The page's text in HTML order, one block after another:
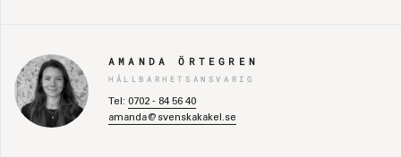
AMANDA ÖRTEGREN
HÅLLBARHETSANSVARIG
Tel: 0702 - 84 56 40
amanda@svenskakakel.se